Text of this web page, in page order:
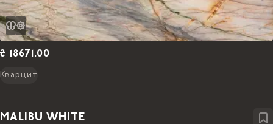
₴ 18671.00
Кварцит
MALIBU WHITE